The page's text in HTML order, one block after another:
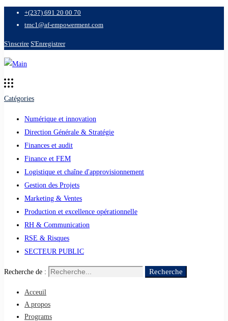
+(237) 691 20 00 70
tmc1@af-empowerment.com
S'inscrire S'Enregistrer
Catégories
Numérique et innovation
Direction Générale & Stratégie
Finances et audit
Finance et FEM
Logistique et chaîne d'approvisionnement
Gestion des Projets
Marketing & Ventes
Production et excellence opérationnelle
RH & Communication
RSE & Risques
SECTEUR PUBLIC
Recherche de : Recherche
Acceuil
A propos
Programs